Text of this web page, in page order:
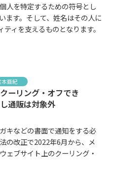
人を特定するための符号とし
ます。そして、姓名はその人に
ィを支えるものとなります。
亜紀
ーリング・オフでき
通販は対象外
キなどの書面で通知をする必
の改正で2022年6月から、メ
ェブサイト上のクーリング・